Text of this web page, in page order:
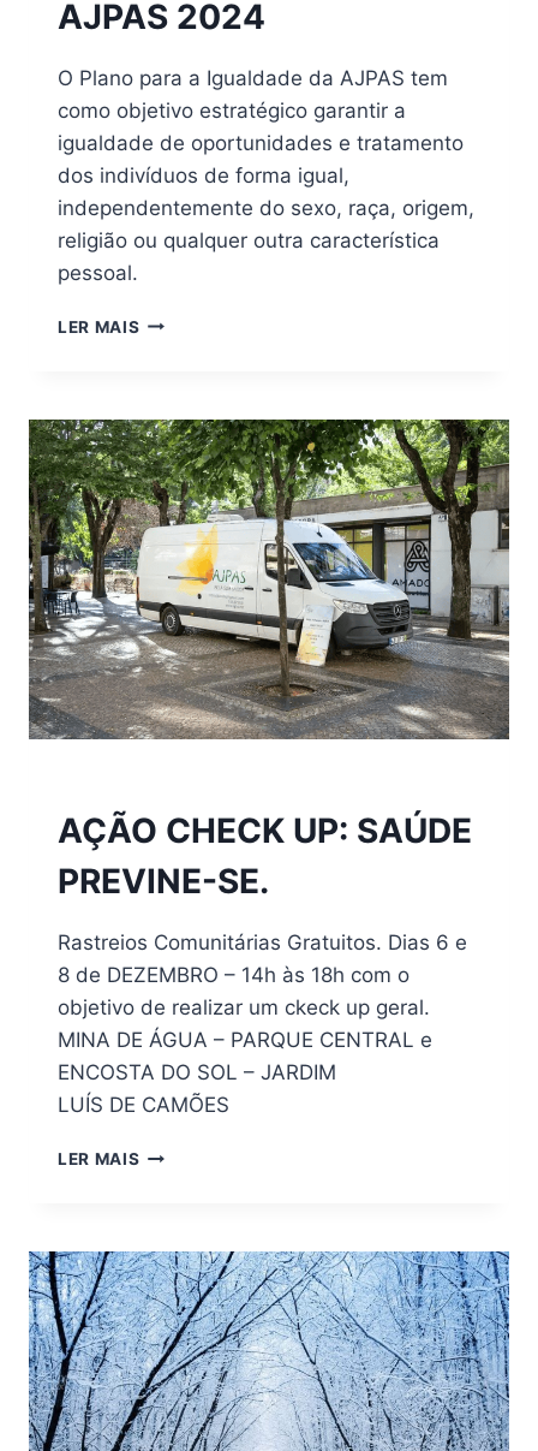
AJPAS 2024
O Plano para a Igualdade da AJPAS tem
como objetivo estratégico garantir a
igualdade de oportunidades e tratamento
dos indivíduos de forma igual,
independentemente do sexo, raça, origem,
religião ou qualquer outra característica
pessoal.
LER MAIS
AÇÃO CHECK UP: SAÚDE
PREVINE-SE.
Rastreios Comunitárias Gratuitos. Dias 6 e
8 de DEZEMBRO – 14h às 18h com o
objetivo de realizar um ckeck up geral.
MINA DE ÁGUA – PARQUE CENTRAL e
ENCOSTA DO SOL – JARDIM
LUÍS DE CAMÕES
LER MAIS